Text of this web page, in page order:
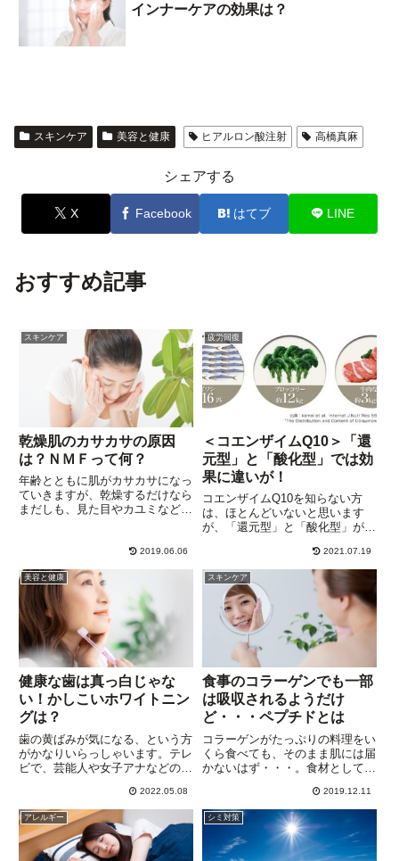
インナーケアの効果は？
スキンケア 美容と健康 ヒアルロン酸注射 高橋真麻
シェアする
X Facebook はてブ LINE
おすすめ記事
スキンケア
乾燥肌のカサカサの原因
は？ＮＭＦって何？
年齢とともに肌がカサカサになっ
ていきますが、乾燥するだけなら
まだしも、見た目やカユミなどの
ら体調不良になり、症状をさらに
悪化させる場合も。原因は、ター
ンオーバーの乱れだけじゃなく、
ＮＭＦなど・・・。
2019.06.06
疲労回復
＜コエンザイムQ10＞「還
元型」と「酸化型」では効
果に違いが！
コエンザイムQ10を知らない方
は、ほとんどいないと思います
が、「還元型」と「酸化型」があ
す。若い方は、サプリメントの必
要性を感じていないかもしれませ
んが、オリンピックのメダリスト
たちが密かに愛用していると言わ
れ...
2021.07.19
美容と健康
健康な歯は真っ白じゃな
い！かしこいホワイトニン
グは？
歯の黄ばみが気になる、という方
がかなりいらっしゃいます。テレ
ビで、芸能人や女子アナなどの不
本人の歯は、もともと多少黄色味
を帯びているのが自然！欧米人
は、日本人と比べて歯が白いです
から、自分の歯をより黄色く感じ
て...
2022.05.08
スキンケア
食事のコラーゲンでも一部
は吸収されるようだけ
ど・・・ペプチドとは
コラーゲンがたっぷりの料理をい
くら食べても、そのまま肌には届
かないはず・・・。食材として摂
ミノ酸に分解されてから、それぞ
れの組織で再合成されるので、お
肌のコラーゲンにはならないとさ
れてきました。しかし、最近の
研...
2019.12.11
アレルギー シミ対策